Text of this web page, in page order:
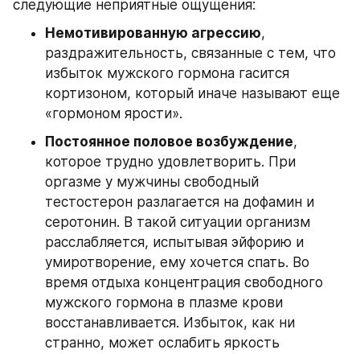
следующие неприятные ощущения:
Немотивированную агрессию,
раздражительность, связанные с тем, что
избыток мужского гормона гасится
кортизоном, который иначе называют еще
«гормоном ярости».
Постоянное половое возбуждение,
которое трудно удовлетворить. При
оргазме у мужчины свободный
тестостерон разлагается на дофамин и
серотонин. В такой ситуации организм
расслабляется, испытывая эйфорию и
умиротворение, ему хочется спать. Во
время отдыха концентрация свободного
мужского гормона в плазме крови
восстанавливается. Избыток, как ни
странно, может ослабить яркость